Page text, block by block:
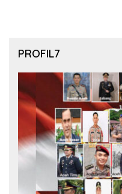
PROFIL7